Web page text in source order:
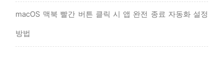
macOS 맥북 빨간 버튼 클릭 시 앱 완전 종료 자동화 설정
방법